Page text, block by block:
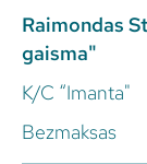
Raimondas
gaisma"
K/C “Imanta"
Bezmaksas